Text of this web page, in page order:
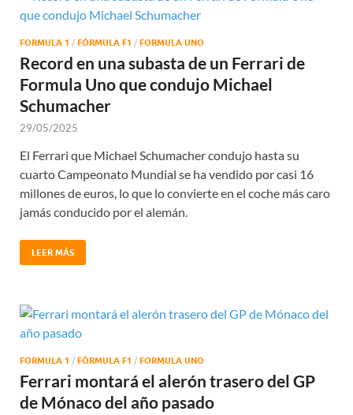
FORMULA 1 / FÓRMULA F1 / FORMULA UNO
Record en una subasta de un Ferrari de
Formula Uno que condujo Michael
Schumacher
29/05/2025
El Ferrari que Michael Schumacher condujo hasta su
cuarto Campeonato Mundial se ha vendido por casi 16
millones de euros, lo que lo convierte en el coche más caro
jamás conducido por el alemán.
LEER MÁS
FORMULA 1 / FÓRMULA F1 / FORMULA UNO
Ferrari montará el alerón trasero del GP
de Mónaco del año pasado